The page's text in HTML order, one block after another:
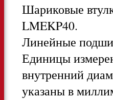
Шариковые
LMEKP40.
Линейные
Единицы
внутренний
указаны в